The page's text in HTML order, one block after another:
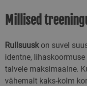
Millised
Rullsuuskon suvel
identne,
talvele maksimaalne.
vähemalt kaks-kolm